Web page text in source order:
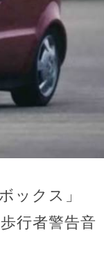
ックス」
行者警告音